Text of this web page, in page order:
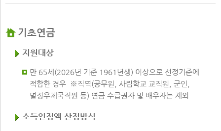
기초연금
지원대상
만 65세(2026년 기준 1961년생) 이상으로 선정기준에
적합한 경우 ※직역(공무원, 사립학교 교직원, 군인,
별정우체국직원 등) 연금 수급권자 및 배우자는 제외
소득인정액 산정방식